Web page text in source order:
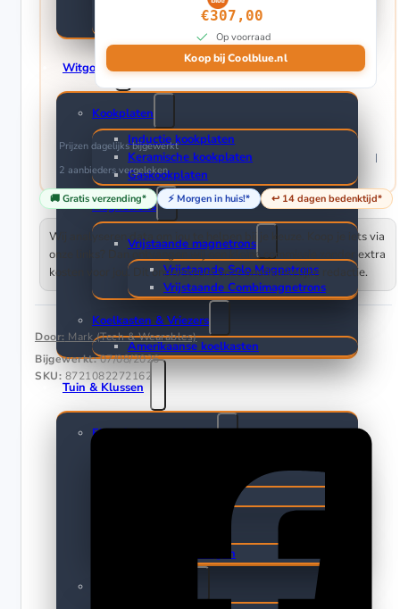
Barbecuethermometers
Draaispitten en Rotisseries
Witgoed
Kookplaten
Inductie kookplaten
Keramische kookplaten
Gaskookplaten
Magnetrons
Vrijstaande magnetrons
Vrijstaande Solo Magnetrons
Vrijstaande Combimagnetrons
Koelkasten & Vriezers
Amerikaanse koelkasten
Tuin & Klussen
Elektrisch gereedschap
Reciprozagen
€307,00
Op voorraad
Koop bij Coolblue.nl
Prijzen dagelijks bijgewerkt
2 aanbiedersvergeleken
🚚 Gratis verzending* ⚡ Morgen in huis!* ↩️ 14 dagen bedenktijd*
Wij analyseren data om jou te helpen bij je keuze. Koop je iets via
onze links? Dan ontvangen wij een kleine commissie zonder extra
kosten voor jou. Dit ondersteunt onze onafhankelijke redactie.
Door: Mark (Tech & Wearables)
Bijgewerkt:07/08/2026
SKU: 8721082272162